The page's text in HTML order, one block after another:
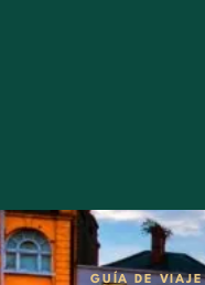
GUÍA DE VIAJE